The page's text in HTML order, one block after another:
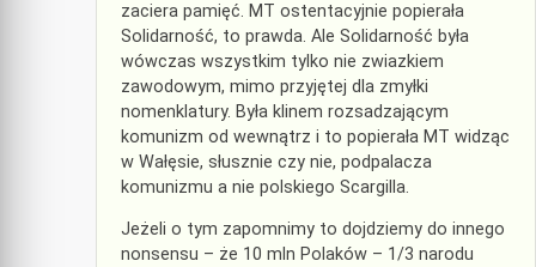
zaciera pamięć. MT ostentacyjnie popierała
Solidarność, to prawda. Ale Solidarność była
wówczas wszystkim tylko nie zwiazkiem
zawodowym, mimo przyjętej dla zmyłki
nomenklatury. Była klinem rozsadzającym
komunizm od wewnątrz i to popierała MT widząc
w Wałęsie, słusznie czy nie, podpalacza
komunizmu a nie polskiego Scargilla.
Jeżeli o tym zapomnimy to dojdziemy do innego
nonsensu – że 10 mln Polaków – 1/3 narodu